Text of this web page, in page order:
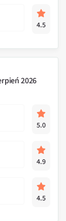
4.5
2026
5.0
4.9
4.5